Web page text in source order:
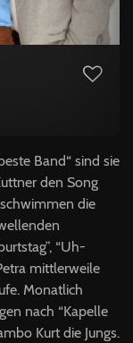
Band“ sind sie
den Song
die
“Uh-
mittlerweile
Monatlich
nach “Kapelle
Kurt die Jungs.